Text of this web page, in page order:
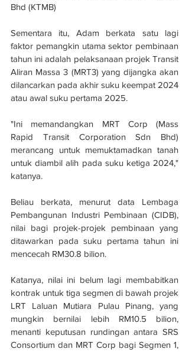
Bhd (KTMB)
Sementara itu, Adam berkata satu lagi
faktor pemangkin utama sektor pembinaan
tahun ini adalah pelaksanaan projek Transit
Aliran Massa 3 (MRT3) yang dijangka akan
dilancarkan pada akhir suku keempat 2024
atau awal suku pertama 2025.
"Ini memandangkan MRT Corp (Mass
Rapid Transit Corporation Sdn Bhd)
merancang untuk memuktamadkan tanah
untuk diambil alih pada suku ketiga 2024,"
katanya.
Beliau berkata, menurut data Lembaga
Pembangunan Industri Pembinaan (CIDB),
nilai bagi projek-projek pembinaan yang
ditawarkan pada suku pertama tahun ini
mencecah RM30.8 bilion.
Katanya, nilai ini belum lagi membabitkan
kontrak untuk tiga segmen di bawah projek
LRT Laluan Mutiara Pulau Pinang, yang
mungkin bernilai lebih RM10.5 bilion,
menanti keputusan rundingan antara SRS
Consortium dan MRT Corp bagi Segmen 1,